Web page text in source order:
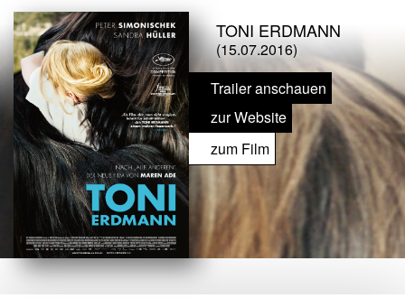
TONI ERDMANN
(15.07.2016)
Trailer anschauen
zur Website
zum Film